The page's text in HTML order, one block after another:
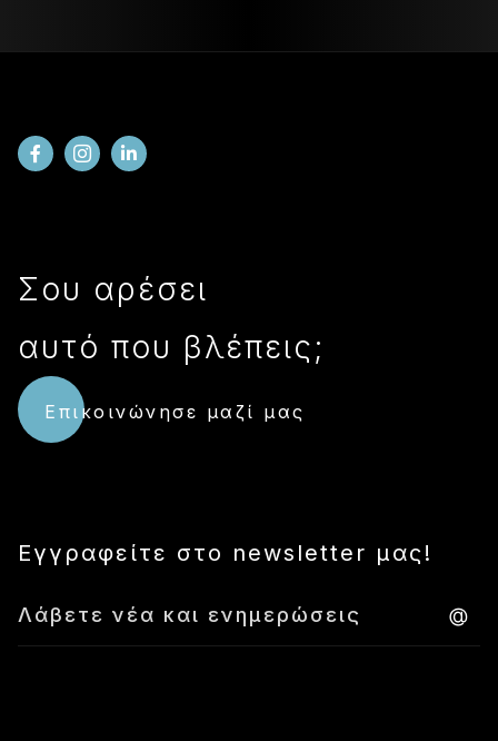
Σου αρέσει
αυτό που βλέπεις;
Επικοινώνησε μαζί μας
Εγγραφείτε στο newsletter μας!